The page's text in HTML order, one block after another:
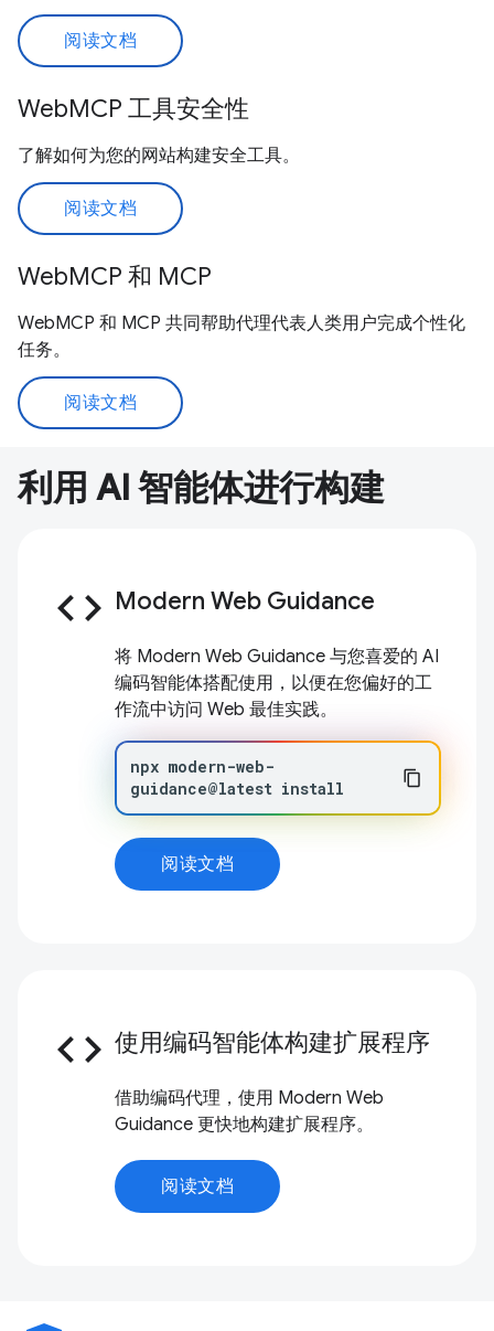
阅读文档
WebMCP 工具安全性
了解如何为您的网站构建安全工具。
阅读文档
WebMCP 和 MCP
WebMCP 和 MCP 共同帮助代理代表人类用户完成个性化
任务。
阅读文档
利用 AI 智能体进行构建
code Modern Web Guidance
将 Modern Web Guidance 与您喜爱的 AI
编码智能体搭配使用，以便在您偏好的工
作流中访问 Web 最佳实践。
npx modern-web-
guidance@latest install
阅读文档
code 使用编码智能体构建扩展程序
借助编码代理，使用 Modern Web
Guidance 更快地构建扩展程序。
阅读文档